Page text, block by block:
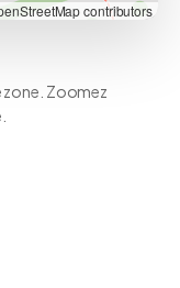
contributors
zone. Zoomez